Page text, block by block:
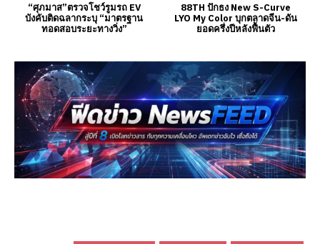
“ศุภมาส”ตรวจโชว์รูมรถ EV
บังคับติดฉลากระบุ “มาตรฐาน
ทอดสอบระยะทางวิ่ง”
88TH ปักธง New S-Curve
LYO My Color บุกตลาดจีน-ดัน
ยอดครึ่งปีหลังฟื้นตัว